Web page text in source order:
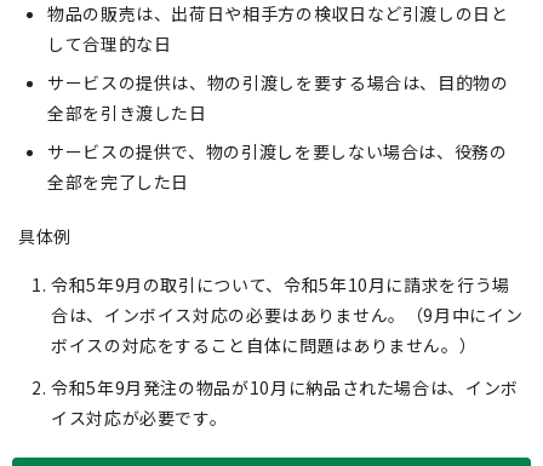
物品の販売は、出荷日や相手方の検収日など引渡しの日と
して合理的な日
サービスの提供は、物の引渡しを要する場合は、目的物の
全部を引き渡した日
サービスの提供で、物の引渡しを要しない場合は、役務の
全部を完了した日
具体例
令和5年9月の取引について、令和5年10月に請求を行う場
合は、インボイス対応の必要はありません。（9月中にイン
ボイスの対応をすること自体に問題はありません。）
令和5年9月発注の物品が10月に納品された場合は、インボ
イス対応が必要です。